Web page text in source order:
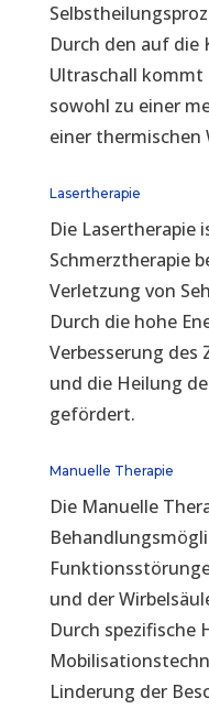
Durch den auf die
Ultraschall kommt
sowohl zu einer
einer thermischen
Lasertherapie
Die Lasertherapie
Schmerztherapie
Verletzung von
Durch die hohe
Verbesserung des
und die Heilung
gefördert.
Manuelle Therapie
Die Manuelle
und der
Durch spezifische
Linderung der